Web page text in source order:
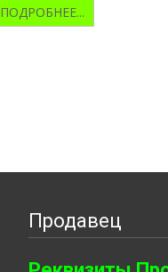
ПОДРОБНЕЕ...
Продавец